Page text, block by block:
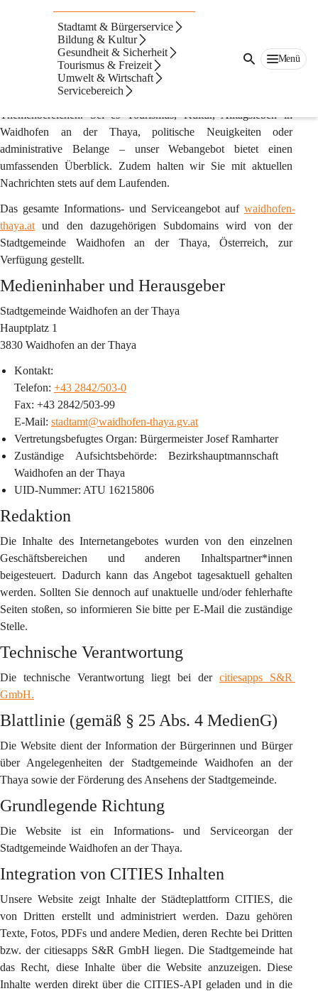
Stadtamt & Bürgerservice
Bildung & Kultur
Gesundheit & Sicherheit
Tourismus & Freizeit
Umwelt & Wirtschaft
Servicebereich
Menü
Impressum & Offenlegung gemäß §25 des
Mediengesetzes
waidhofen-thaya.at ist die offizielle Online-Plattform der
Stadtgemeinde Waidhofen an der Thaya. Hier und auf
zugehörigen Subdomains finden Sie eine Vielfalt an
Informationen und Diensten zu unterschiedlichsten
Themenbereichen. Sei es Tourismus, Kultur, Alltagsleben in
Waidhofen an der Thaya, politische Neuigkeiten oder
administrative Belange – unser Webangebot bietet einen
umfassenden Überblick. Zudem halten wir Sie mit aktuellen
Nachrichten stets auf dem Laufenden.
Das gesamte Informations- und Serviceangebot auf waidhofen-
thaya.at und den dazugehörigen Subdomains wird von der
Stadtgemeinde Waidhofen an der Thaya, Österreich, zur
Verfügung gestellt.
Medieninhaber und Herausgeber
Stadtgemeinde Waidhofen an der Thaya
Hauptplatz 1
3830 Waidhofen an der Thaya
Kontakt:
Telefon: +43 2842/503-0
Fax: +43 2842/503-99
E-Mail: stadtamt@waidhofen-thaya.gv.at
Vertretungsbefugtes Organ: Bürgermeister Josef Ramharter
Zuständige Aufsichtsbehörde: Bezirkshauptmannschaft
Waidhofen an der Thaya
UID-Nummer: ATU 16215806
Redaktion
Die Inhalte des Internetangebotes wurden von den einzelnen
Geschäftsbereichen und anderen Inhaltspartner*innen
beigesteuert. Dadurch kann das Angebot tagesaktuell gehalten
werden. Sollten Sie dennoch auf unaktuelle und/oder fehlerhafte
Seiten stoßen, so informieren Sie bitte per E-Mail die zuständige
Stelle.
Technische Verantwortung
Die technische Verantwortung liegt bei der citiesapps S&R
GmbH.
Blattlinie (gemäß § 25 Abs. 4 MedienG)
Die Website dient der Information der Bürgerinnen und Bürger
über Angelegenheiten der Stadtgemeinde Waidhofen an der
Thaya sowie der Förderung des Ansehens der Stadtgemeinde.
Grundlegende Richtung
Die Website ist ein Informations- und Serviceorgan der
Stadtgemeinde Waidhofen an der Thaya.
Integration von CITIES Inhalten
Unsere Website zeigt Inhalte der Städteplattform CITIES, die
von Dritten erstellt und administriert werden. Dazu gehören
Texte, Fotos, PDFs und andere Medien, deren Rechte bei Dritten
bzw. der citiesapps S&R GmbH liegen. Die Stadtgemeinde hat
das Recht, diese Inhalte über die Website anzuzeigen. Diese
Inhalte werden direkt über die CITIES-API geladen und in die